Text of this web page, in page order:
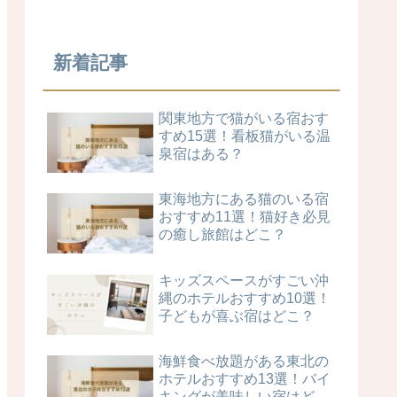
新着記事
関東地方で猫がいる宿おす
すめ15選！看板猫がいる温
泉宿はある？
東海地方にある猫のいる宿
おすすめ11選！猫好き必見
の癒し旅館はどこ？
キッズスペースがすごい沖
縄のホテルおすすめ10選！
子どもが喜ぶ宿はどこ？
海鮮食べ放題がある東北の
ホテルおすすめ13選！バイ